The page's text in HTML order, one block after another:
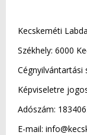
Kecskeméti
Székhely: 6000
Cégnyilvántartási
Képviseletre
Adószám:
E-mail: